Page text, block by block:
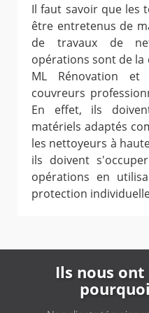
Il faut savoir que les
être entretenus de
de travaux de
opérations sont de la
ML Rénovation et
couvreurs
En effet, ils
matériels adaptés
les nettoyeurs à
ils doivent
opérations en
protection
Ils nous